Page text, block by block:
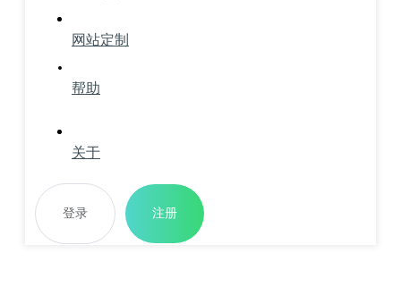
网站定制
帮助
关于
登录 注册